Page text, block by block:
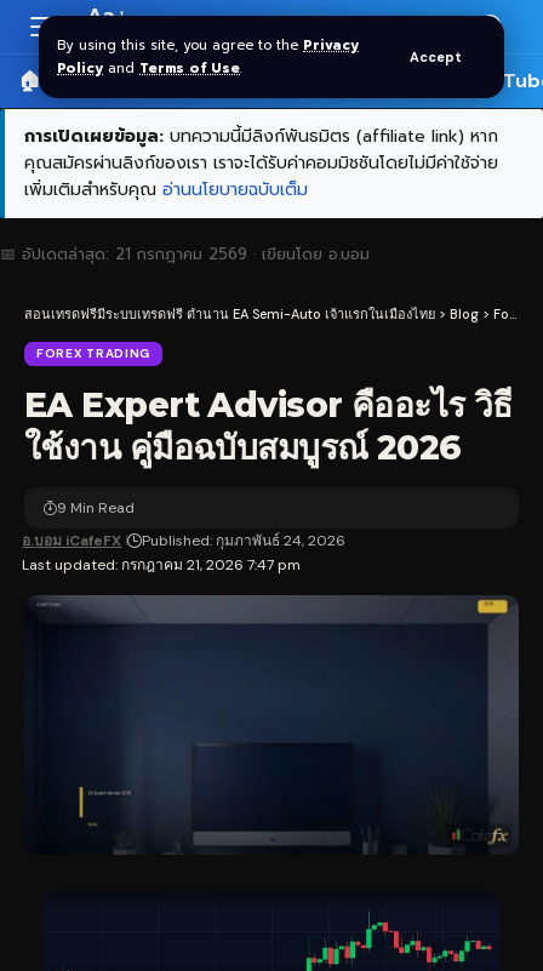
By using this site, you agree to the Privacy
Policy and Terms of Use.
Accept
Resizer
Aa
🏠 หน้าแรก ราคาทอง SPDR 🎬
การเปิดเผยข้อมูล: บทความนี้มีลิงก์พันธมิตร (affiliate link) หาก
คุณสมัครผ่านลิงก์ของเรา เราจะได้รับค่าคอมมิชชันโดยไม่มีค่าใช้จ่าย
เพิ่มเติมสำหรับคุณ อ่านนโยบายฉบับเต็ม
📅 อัปเดตล่าสุด: 21 กรกฎาคม 2569 · เขียนโดย อ.บอม
สอนเทรดฟรีมีระบบเทรดฟรี ตำนาน EA Semi-Auto เจ้าแรกในเมืองไทย > Blog > Forex Trading
FOREX TRADING
EA Expert Advisor คืออะไร วิธี
ใช้งาน คู่มือฉบับสมบูรณ์ 2026
Last updated: กรกฎาคม 21, 2026 7:47 pm
อ.บอม iCafeFX Published: กุมภาพันธ์ 24, 2026
9 Min Read